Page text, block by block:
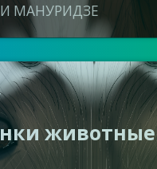
МАНУРИДЗЕ
животные